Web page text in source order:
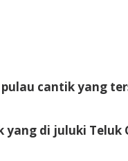
cantik yang
di juluki